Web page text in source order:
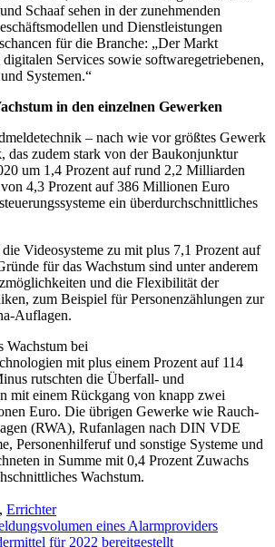
Schaaf sehen in der zunehmenden
und Dienstleistungen
für die Branche: „Der Markt
Services sowie softwaregetriebenen,
Systemen.“
in den einzelnen Gewerken
– nach wie vor größtes Gewerk
das zudem stark von der Baukonjunktur
um 1,4 Prozent auf rund 2,2 Milliarden
4,3 Prozent auf 386 Millionen Euro
ein überdurchschnittliches
Videosysteme zu mit plus 7,1 Prozent auf
für das Wachstum sind unter anderem
und die Flexibilität der
zum Beispiel für Personenzählungen zur
Auflagen.
Wachstum bei
mit plus einem Prozent auf 114
rutschten die Überfall- und
mit einem Rückgang von knapp zwei
Euro. Die übrigen Gewerke wie Rauch-
(RWA), Rufanlagen nach DIN VDE
Personenhilferuf und sonstige Systeme und
in Summe mit 0,4 Prozent Zuwachs
Wachstum.
, Errichter
eines Alarmproviders
für 2022 bereitgestellt